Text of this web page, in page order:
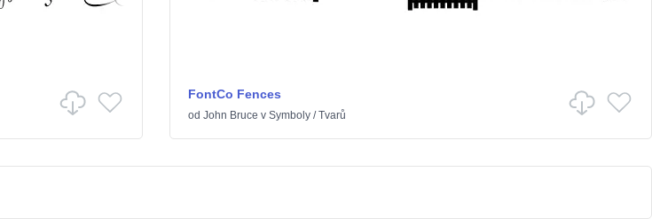
FontCo Fences
od John Bruce v Symboly/Tvarů